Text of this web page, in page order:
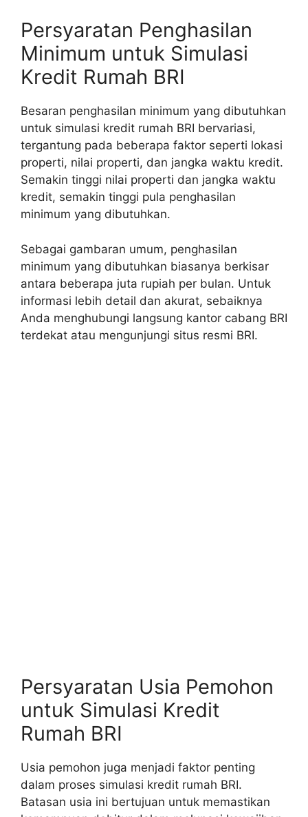
Persyaratan Penghasilan
Minimum untuk Simulasi
Kredit Rumah BRI
Besaran penghasilan minimum yang dibutuhkan
untuk simulasi kredit rumah BRI bervariasi,
tergantung pada beberapa faktor seperti lokasi
properti, nilai properti, dan jangka waktu kredit.
Semakin tinggi nilai properti dan jangka waktu
kredit, semakin tinggi pula penghasilan
minimum yang dibutuhkan.
Sebagai gambaran umum, penghasilan
minimum yang dibutuhkan biasanya berkisar
antara beberapa juta rupiah per bulan. Untuk
informasi lebih detail dan akurat, sebaiknya
Anda menghubungi langsung kantor cabang BRI
terdekat atau mengunjungi situs resmi BRI.
Persyaratan Usia Pemohon
untuk Simulasi Kredit
Rumah BRI
Usia pemohon juga menjadi faktor penting
dalam proses simulasi kredit rumah BRI.
Batasan usia ini bertujuan untuk memastikan